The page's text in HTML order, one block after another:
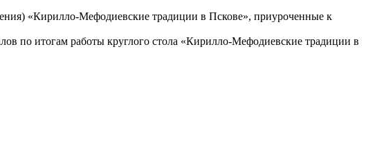
«Кирилло-Мефодиевские традиции в Пскове», приуроченные к
по итогам работы круглого стола «Кирилло-Мефодиевские традиции в